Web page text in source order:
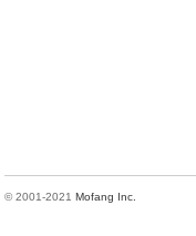
© 2001-2021 Mofang Inc.